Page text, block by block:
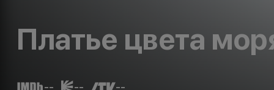
Платье цвета
-- -- --